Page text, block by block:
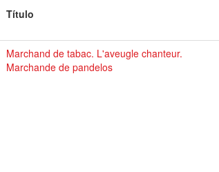
Título
Marchand de tabac. L'aveugle chanteur.
Marchande de pandelos